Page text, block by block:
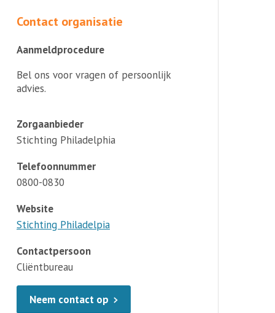
Contact organisatie
Aanmeldprocedure
Bel ons voor vragen of persoonlijk
advies.
Zorgaanbieder
Stichting Philadelphia
Telefoonnummer
0800-0830
Website
Stichting Philadelpia
Contactpersoon
Cliëntbureau
Neem contact op